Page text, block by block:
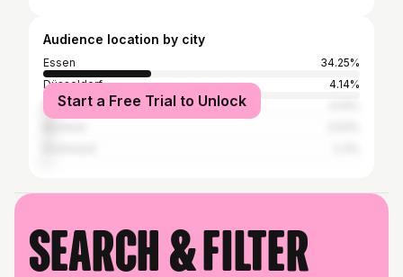
Audience location by city
Essen
34.25%
Düsseldorf
4.14%
Berlin
Start a Free Trial to Unlock
Search & filter